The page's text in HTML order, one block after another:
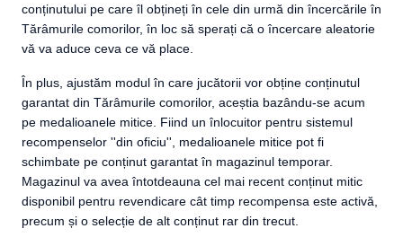
conținutului pe care îl obțineți în cele din urmă din încercările în
Tărâmurile comorilor, în loc să sperați că o încercare aleatorie
vă va aduce ceva ce vă place.
În plus, ajustăm modul în care jucătorii vor obține conținutul
garantat din Tărâmurile comorilor, aceștia bazându-se acum
pe medalioanele mitice. Fiind un înlocuitor pentru sistemul
recompenselor ''din oficiu'', medalioanele mitice pot fi
schimbate pe conținut garantat în magazinul temporar.
Magazinul va avea întotdeauna cel mai recent conținut mitic
disponibil pentru revendicare cât timp recompensa este activă,
precum și o selecție de alt conținut rar din trecut.